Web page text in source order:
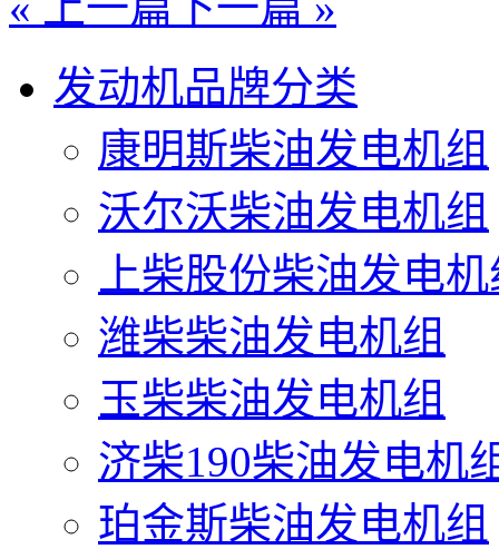
发动机品牌分类
康明斯柴油发电机组
沃尔沃柴油发电机组
上柴股份柴油发电
潍柴柴油发电机组
玉柴柴油发电机组
济柴190柴油发电机
珀金斯柴油发电机组